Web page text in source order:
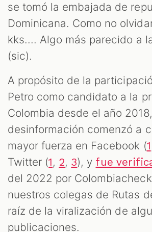
se tomó la embajada de
Dominicana. Como no
kks.... Algo más parecido a
(sic).
A propósito de la
Petro como candidato a la
Colombia desde el año
desinformación comenzó a
mayor fuerza en Facebook (1
Twitter (1, 2, 3), y fue
del 2022 por
nuestros colegas de Rutas
raíz de la viralización de
publicaciones.